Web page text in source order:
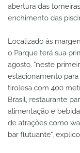
abertura das
enchimento das
Localizado às
o Parque terá sua
agosto. "neste
estacionamento para
tirolesa com 400
Brasil, restaurante
alimentação e
de atrações como
bar flutuante",